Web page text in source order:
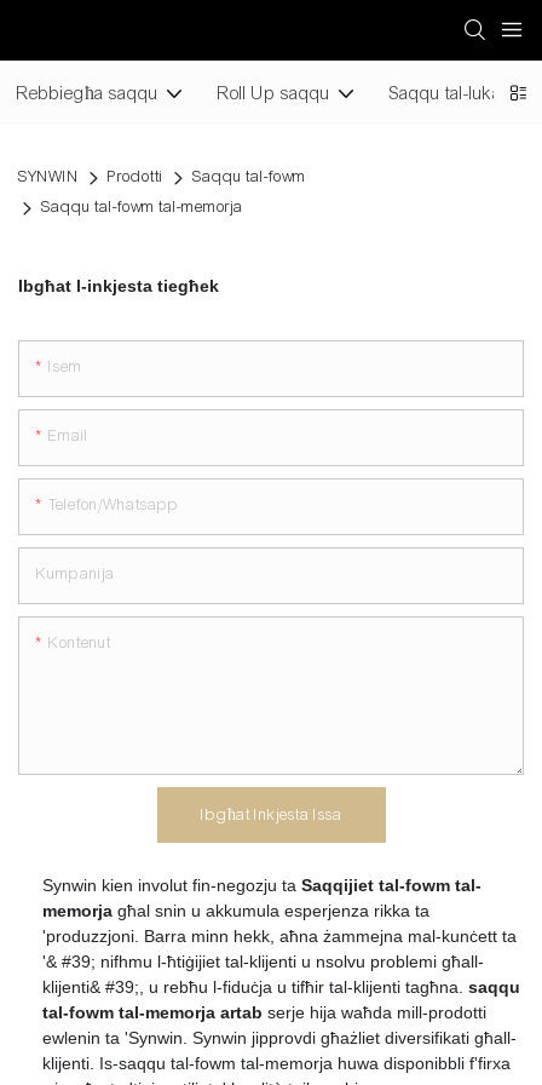
Rebbiegħa saqqu Roll Up saqqu Saqqu tal-lukanda
SYNWIN Prodotti
Saqqu tal-fowm
Saqqu tal-fowm tal-memorja
Ibgħat l-inkjesta tiegħek
Isem
Email
Telefon/whatsapp
Kumpanija
Kontenut
Ibgħat Inkjesta Issa
Synwin kien involut fin-negozju ta Saqqijiet tal-fowm tal-
memorja għal snin u akkumula esperjenza rikka ta
'produzzjoni. Barra minn hekk, aħna żammejna mal-kunċett ta
'& #39; nifhmu l-ħtiġijiet tal-klijenti u nsolvu problemi għall-
klijenti& #39;, u rebħu l-fiduċja u tifħir tal-klijenti tagħna. saqqu
tal-fowm tal-memorja artab serje hija waħda mill-prodotti
ewlenin ta 'Synwin. Synwin jipprovdi għażliet diversifikati għall-
klijenti. Is-saqqu tal-fowm tal-memorja huwa disponibbli f'firxa